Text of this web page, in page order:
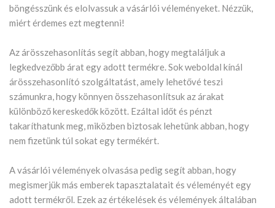
böngésszünk és elolvassuk a vásárlói véleményeket. Nézzük,
miért érdemes ezt megtenni!
Az árösszehasonlítás segít abban, hogy megtaláljuk a
legkedvezőbb árat egy adott termékre. Sok weboldal kínál
árösszehasonlító szolgáltatást, amely lehetővé teszi
számunkra, hogy könnyen összehasonlítsuk az árakat
különböző kereskedők között. Ezáltal időt és pénzt
takaríthatunk meg, miközben biztosak lehetünk abban, hogy
nem fizetünk túl sokat egy termékért.
A vásárlói vélemények olvasása pedig segít abban, hogy
megismerjük más emberek tapasztalatait és véleményét egy
adott termékről. Ezek az értékelések és vélemények általában